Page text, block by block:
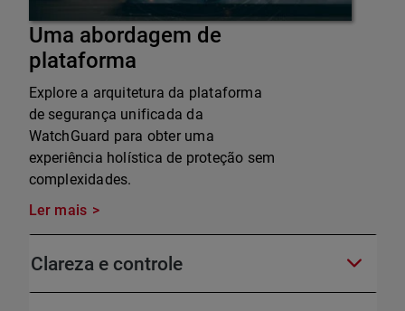
Uma abordagem de
plataforma
Explore a arquitetura da plataforma
de segurança unificada da
WatchGuard para obter uma
experiência holística de proteção sem
complexidades.
Ler mais
Clareza e controle